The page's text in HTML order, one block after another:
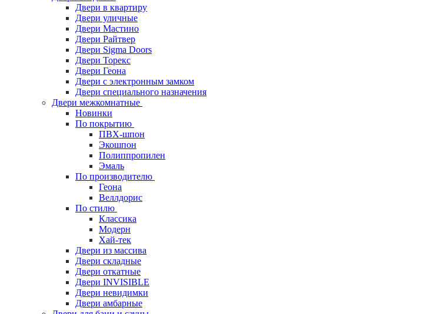
Двери в квартиру
Двери уличные
Двери Мастино
Двери Райтвер
Двери Sigma Doors
Двери Торекс
Двери Геона
Двери с электронным замком
Двери специального назначения
Двери межкомнатные
Новинки
По покрытию
ПВХ-шпон
Экошпон
Полиппропилен
Эмаль
По производителю
Геона
Веллдорис
По стилю
Классика
Модерн
Хай-тек
Двери из массива
Двери складные
Двери откатные
Двери INVISIBLE
Двери невидимки
Двери амбарные